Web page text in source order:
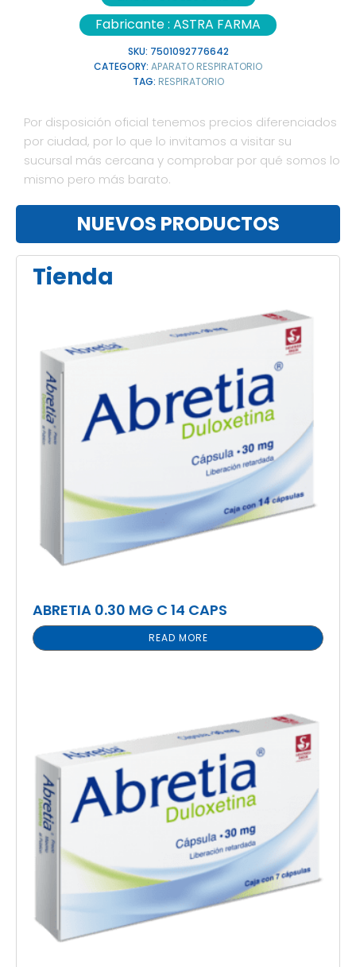
Fabricante : ASTRA FARMA
SKU: 7501092776642
CATEGORY: APARATO RESPIRATORIO
TAG: RESPIRATORIO
Por disposición oficial tenemos precios diferenciados
por ciudad, por lo que lo invitamos a visitar su
sucursal más cercana y comprobar por qué somos lo
mismo pero más barato.
NUEVOS PRODUCTOS
Tienda
ABRETIA 0.30 MG C 14 CAPS
READ MORE